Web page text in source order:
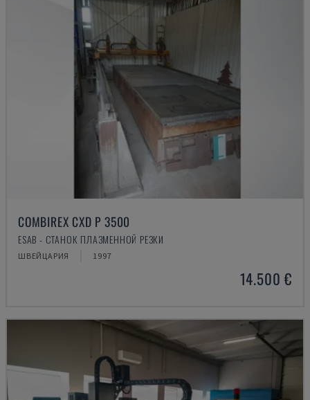
COMBIREX CXD P 3500
ESAB - СТАНОК ПЛАЗМЕННОЙ РЕЗКИ
ШВЕЙЦАРИЯ 1997
14.500 €